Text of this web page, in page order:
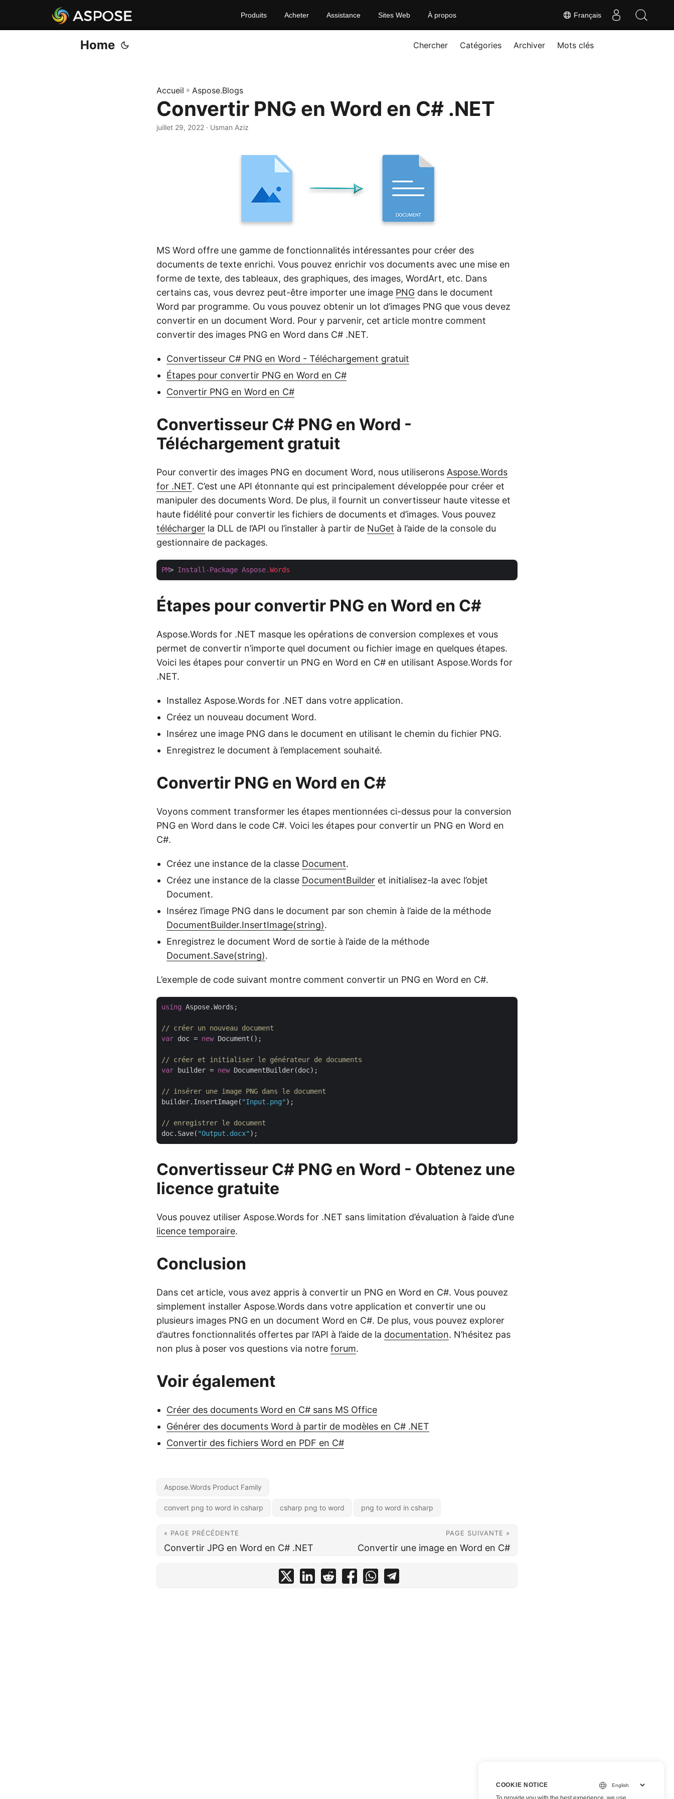
Français
Produits Acheter Assistance Sites Web À propos
Home Chercher Catégories Archiver Mots clés
Accueil » Aspose.Blogs
Convertir PNG en Word en C# .NET
juillet 29, 2022 · Usman Aziz
MS Word offre une gamme de fonctionnalités intéressantes pour créer des
documents de texte enrichi. Vous pouvez enrichir vos documents avec une mise en
forme de texte, des tableaux, des graphiques, des images, WordArt, etc. Dans
certains cas, vous devrez peut-être importer une image PNG dans le document
Word par programme. Ou vous pouvez obtenir un lot d’images PNG que vous devez
convertir en un document Word. Pour y parvenir, cet article montre comment
convertir des images PNG en Word dans C# .NET.
Convertisseur C# PNG en Word - Téléchargement gratuit
Étapes pour convertir PNG en Word en C#
Convertir PNG en Word en C#
Convertisseur C# PNG en Word -
Téléchargement gratuit
Pour convertir des images PNG en document Word, nous utiliserons Aspose.Words
for .NET. C’est une API étonnante qui est principalement développée pour créer et
manipuler des documents Word. De plus, il fournit un convertisseur haute vitesse et
haute fidélité pour convertir les fichiers de documents et d’images. Vous pouvez
télécharger la DLL de l’API ou l’installer à partir de NuGet à l’aide de la console du
gestionnaire de packages.
PM> Install-Package Aspose.Words
Étapes pour convertir PNG en Word en C#
Aspose.Words for .NET masque les opérations de conversion complexes et vous
permet de convertir n’importe quel document ou fichier image en quelques étapes.
Voici les étapes pour convertir un PNG en Word en C# en utilisant Aspose.Words for
.NET.
Installez Aspose.Words for .NET dans votre application.
Créez un nouveau document Word.
Insérez une image PNG dans le document en utilisant le chemin du fichier PNG.
Enregistrez le document à l’emplacement souhaité.
Convertir PNG en Word en C#
Voyons comment transformer les étapes mentionnées ci-dessus pour la conversion
PNG en Word dans le code C#. Voici les étapes pour convertir un PNG en Word en
C#.
Créez une instance de la classe Document.
Créez une instance de la classe DocumentBuilder et initialisez-la avec l’objet
Document.
Insérez l’image PNG dans le document par son chemin à l’aide de la méthode
DocumentBuilder.InsertImage(string).
Enregistrez le document Word de sortie à l’aide de la méthode
Document.Save(string).
L’exemple de code suivant montre comment convertir un PNG en Word en C#.
using Aspose.Words;
// créer un nouveau document
var doc = new Document();
// créer et initialiser le générateur de documents
var builder = new DocumentBuilder(doc);
// insérer une image PNG dans le document
builder.InsertImage( "Input.png" );
// enregistrer le document
doc.Save( "Output.docx"
Convertisseur C# PNG en Word - Obtenez une
licence gratuite
Vous pouvez utiliser Aspose.Words for .NET sans limitation d’évaluation à l’aide d’une
licence temporaire.
Conclusion
Dans cet article, vous avez appris à convertir un PNG en Word en C#. Vous pouvez
simplement installer Aspose.Words dans votre application et convertir une ou
plusieurs images PNG en un document Word en C#. De plus, vous pouvez explorer
d’autres fonctionnalités offertes par l’API à l’aide de la documentation. N’hésitez pas
non plus à poser vos questions via notre forum.
Voir également
Créer des documents Word en C# sans MS Office
Générer des documents Word à partir de modèles en C# .NET
Convertir des fichiers Word en PDF en C#
Aspose.Words Product Family
convert png to word in csharp csharp png to word png to word in csharp
« PAGE PRÉCÉDENTE
Convertir JPG en Word en C# .NET
PAGE SUIVANTE »
Convertir une image en Word en C#
COOKIE NOTICE